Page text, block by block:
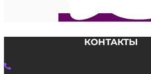
КОНТАКТЫ